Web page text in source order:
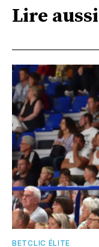
Lire
BETCLIC ÉLITE